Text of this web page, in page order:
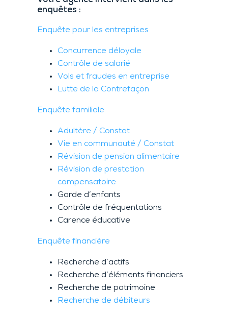
enquêtes :
Enquête pour les entreprises
Concurrence déloyale
Contrôle de salarié
Vols et fraudes en entreprise
Lutte de la Contrefaçon
Enquête familiale
Adultère / Constat
Vie en communauté / Constat
Révision de pension alimentaire
Révision de prestation
compensatoire
Garde d’enfants
Contrôle de fréquentations
Carence éducative
Enquête financière
Recherche d’actifs
Recherche d’éléments financiers
Recherche de patrimoine
Recherche de débiteurs